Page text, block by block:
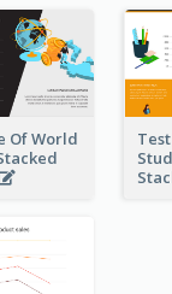
Of World